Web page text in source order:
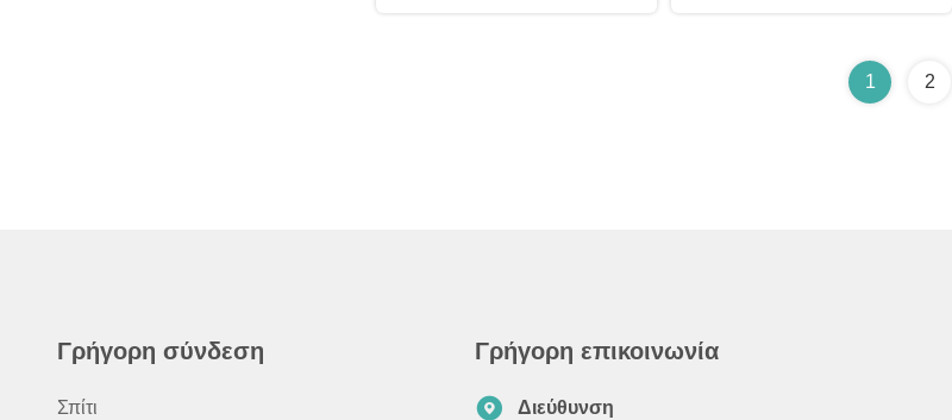
1 2
Γρήγορη σύνδεση
Σπίτι
Γρήγορη επικοινωνία
Διεύθυνση